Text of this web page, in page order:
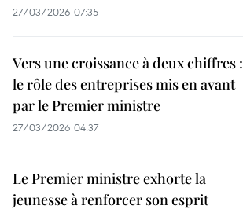
27/03/2026 07:35
Vers une croissance à deux chiffres :
le rôle des entreprises mis en avant
par le Premier ministre
27/03/2026 04:37
Le Premier ministre exhorte la
jeunesse à renforcer son esprit